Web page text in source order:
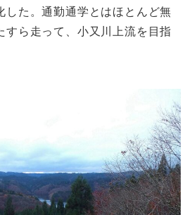
した。通勤通学とはほとんど無
すら走って、小又川上流を目指